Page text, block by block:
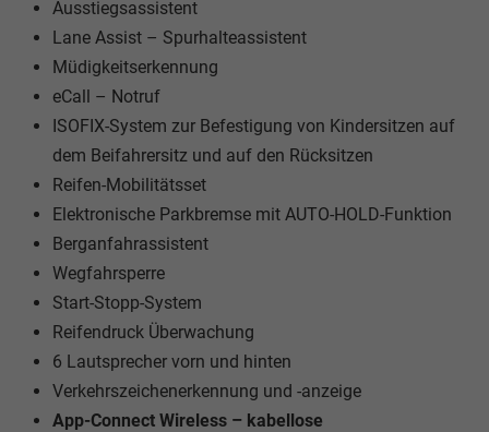
Ausstiegsassistent
Lane Assist – Spurhalteassistent
Müdigkeitserkennung
eCall – Notruf
ISOFIX-System zur Befestigung von Kindersitzen auf
dem Beifahrersitz und auf den Rücksitzen
Reifen-Mobilitätsset
Elektronische Parkbremse mit AUTO-HOLD-Funktion
Berganfahrassistent
Wegfahrsperre
Start-Stopp-System
Reifendruck Überwachung
6 Lautsprecher vorn und hinten
Verkehrszeichenerkennung und -anzeige
App-Connect Wireless – kabellose